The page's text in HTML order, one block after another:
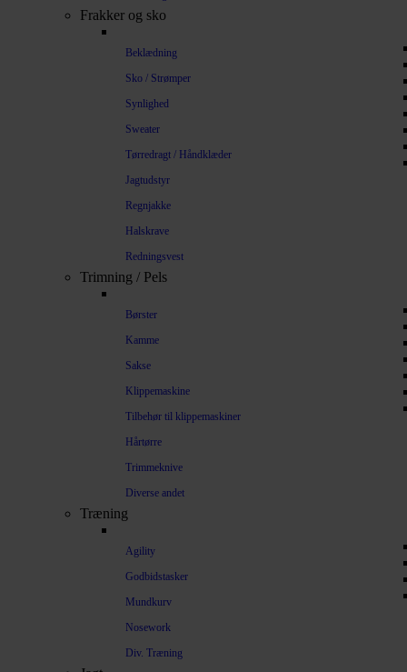
Frakker og sko
Beklædning
Sko / Strømper
Synlighed
Sweater
Tørredragt / Håndklæder
Jagtudstyr
Regnjakke
Halskrave
Redningsvest
Trimning / Pels
Børster
Kamme
Sakse
Klippemaskine
Tilbehør til klippemaskiner
Hårtørre
Trimmeknive
Diverse andet
Træning
Agility
Godbidstasker
Mundkurv
Nosework
Div. Træning